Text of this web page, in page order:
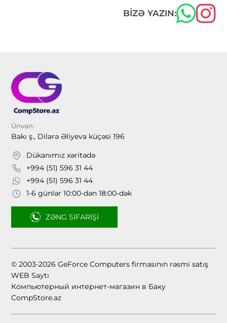
BIZƏ YAZIN:
Ünvan:
Bakı ş., Dilarə Əliyeva küçəsi 196
Dükanımız xəritədə
+994 (51) 596 31 44
+994 (51) 596 31 44
1-6 günlər 10:00-dən 18:00-dək
ZƏNG SIFARIŞI
© 2003-2026 GeForce Computers firmasının rəsmi satış
WEB Saytı
Компьютерный интернет-магазин в Баку
CompStore.az